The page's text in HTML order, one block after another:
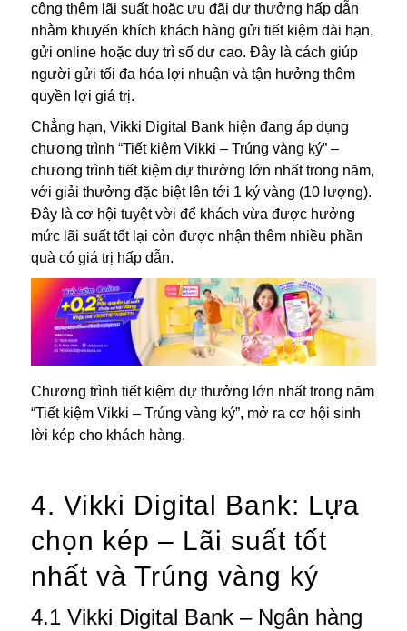
cộng thêm lãi suất hoặc ưu đãi dự thưởng hấp dẫn
nhằm khuyến khích khách hàng gửi tiết kiệm dài hạn,
gửi online hoặc duy trì số dư cao. Đây là cách giúp
người gửi tối đa hóa lợi nhuận và tận hưởng thêm
quyền lợi giá trị.
Chẳng hạn, Vikki Digital Bank hiện đang áp dụng
chương trình “Tiết kiệm Vikki – Trúng vàng ký” –
chương trình tiết kiệm dự thưởng lớn nhất trong năm,
với giải thưởng đặc biệt lên tới 1 ký vàng (10 lượng).
Đây là cơ hội tuyệt vời để khách vừa được hưởng
mức lãi suất tốt lại còn được nhận thêm nhiều phần
quà có giá trị hấp dẫn.
Chương trình tiết kiệm dự thưởng lớn nhất trong năm
“Tiết kiệm Vikki – Trúng vàng ký”, mở ra cơ hội sinh
lời kép cho khách hàng.
4. Vikki Digital Bank: Lựa
chọn kép – Lãi suất tốt
nhất và Trúng vàng ký
4.1 Vikki Digital Bank – Ngân hàng